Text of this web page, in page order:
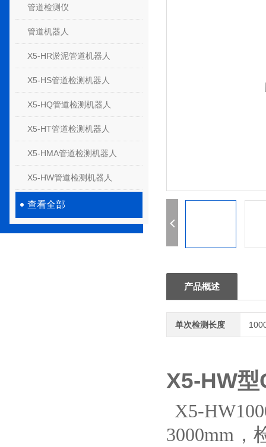
管道检测仪
管道机器人
X5-HR淤泥管道机器人
X5-HS管道检测机器人
X5-HQ管道检测机器人
X5-HT管道检测机器人
X5-HMA管道检测机器人
X5-HW管道检测机器人
查看全部
产品概述
单次检测长度
X5-HW
X5-
3000mm，